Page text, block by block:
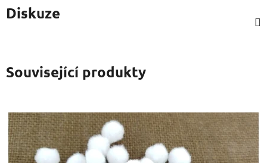
Diskuze
Související produkty